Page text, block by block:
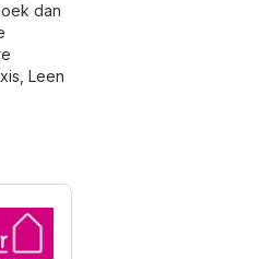
dan
, Leen